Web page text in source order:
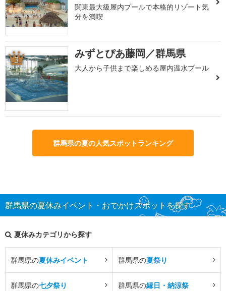
関東最大級屋内プールで本格的リゾート気
分を満喫
3 みずとぴあ藤岡／群馬県
大人から子供まで楽しめる屋内温水プール
群馬県の夏の人気スポットランキング
群馬県の夏休みイベント・おでかけスポットを探す
夏休みカテゴリから探す
群馬県の夏休みイベント 群馬県の夏祭り
群馬県の七夕祭り 群馬県の縁日・納涼祭